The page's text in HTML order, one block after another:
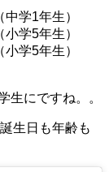
学1年生）
学5年生）
学5年生）
生にですね。。
生日も年齢も